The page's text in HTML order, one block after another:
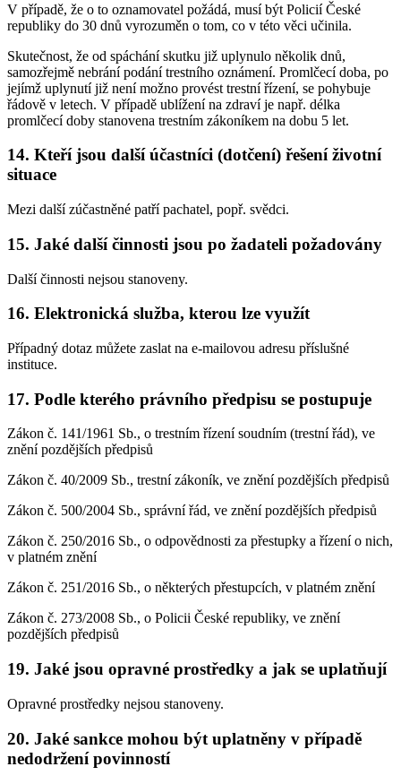
V případě, že o to oznamovatel požádá, musí být Policií České
republiky do 30 dnů vyrozuměn o tom, co v této věci učinila.
Skutečnost, že od spáchání skutku již uplynulo několik dnů,
samozřejmě nebrání podání trestního oznámení. Promlčecí doba, po
jejímž uplynutí již není možno provést trestní řízení, se pohybuje
řádově v letech. V případě ublížení na zdraví je např. délka
promlčecí doby stanovena trestním zákoníkem na dobu 5 let.
14. Kteří jsou další účastníci (dotčení) řešení životní
situace
Mezi další zúčastněné patří pachatel, popř. svědci.
15. Jaké další činnosti jsou po žadateli požadovány
Další činnosti nejsou stanoveny.
16. Elektronická služba, kterou lze využít
Případný dotaz můžete zaslat na e-mailovou adresu příslušné
instituce.
17. Podle kterého právního předpisu se postupuje
Zákon č. 141/1961 Sb., o trestním řízení soudním (trestní řád), ve
znění pozdějších předpisů
Zákon č. 40/2009 Sb., trestní zákoník, ve znění pozdějších předpisů
Zákon č. 500/2004 Sb., správní řád, ve znění pozdějších předpisů
Zákon č. 250/2016 Sb., o odpovědnosti za přestupky a řízení o nich,
v platném znění
Zákon č. 251/2016 Sb., o některých přestupcích, v platném znění
Zákon č. 273/2008 Sb., o Policii České republiky, ve znění
pozdějších předpisů
19. Jaké jsou opravné prostředky a jak se uplatňují
Opravné prostředky nejsou stanoveny.
20. Jaké sankce mohou být uplatněny v případě
nedodržení povinností